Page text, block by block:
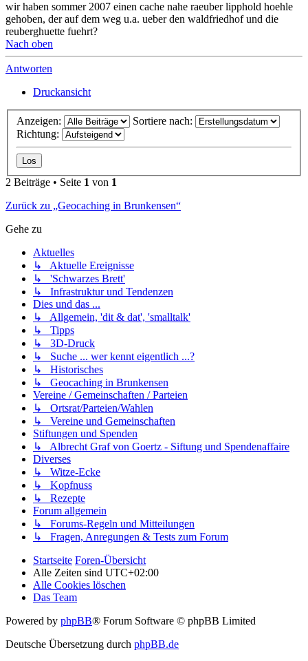
wir haben sommer 2007 einen cache nahe raeuber lipphold hoehle
gehoben, der auf dem weg u.a. ueber den waldfriedhof und die
reuberghuette fuehrt?
Nach oben
Antworten
Druckansicht
Anzeigen:
Sortiere nach:
Richtung:
2 Beiträge • Seite 1 von 1
Zurück zu „Geocaching in Brunkensen“
Gehe zu
Aktuelles
↳ Aktuelle Ereignisse
↳ 'Schwarzes Brett'
↳ Infrastruktur und Tendenzen
Dies und das ...
↳ Allgemein, 'dit & dat', 'smalltalk'
↳ Tipps
↳ 3D-Druck
↳ Suche ... wer kennt eigentlich ...?
↳ Historisches
↳ Geocaching in Brunkensen
Vereine / Gemeinschaften / Parteien
↳ Ortsrat/Parteien/Wahlen
↳ Vereine und Gemeinschaften
Stiftungen und Spenden
↳ Albrecht Graf von Goertz - Siftung und Spendenaffaire
Diverses
↳ Witze-Ecke
↳ Kopfnuss
↳ Rezepte
Forum allgemein
↳ Forums-Regeln und Mitteilungen
↳ Fragen, Anregungen & Tests zum Forum
Startseite Foren-Übersicht
Alle Zeiten sind UTC+02:00
Alle Cookies löschen
Das Team
Powered by phpBB® Forum Software © phpBB Limited
Deutsche Übersetzung durch phpBB.de